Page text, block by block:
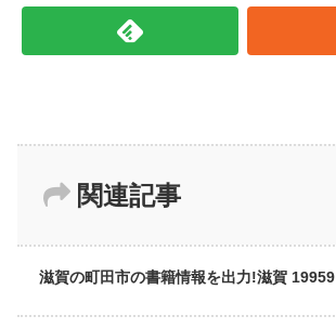
関連記事
滋賀の町田市の書籍情報を出力!滋賀 19959